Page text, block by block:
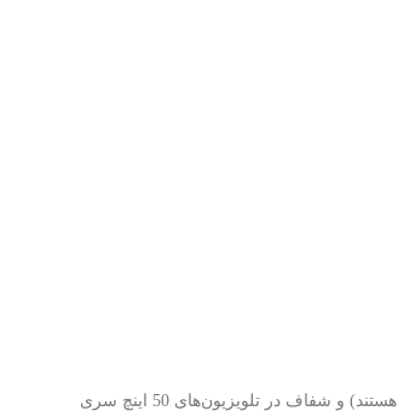
بکلایت تلویزیون سامسونگ مدل 50HU7000 یکی از اصلی‌ترین قطعات در نمایش تصویر با کیفیت، نور یکنواخت (بکلایت های برند استرن استار دارای نور سفید یخی و یکنواخت هستند) و شفاف در تلویزیون‌های 50 اینچ سری